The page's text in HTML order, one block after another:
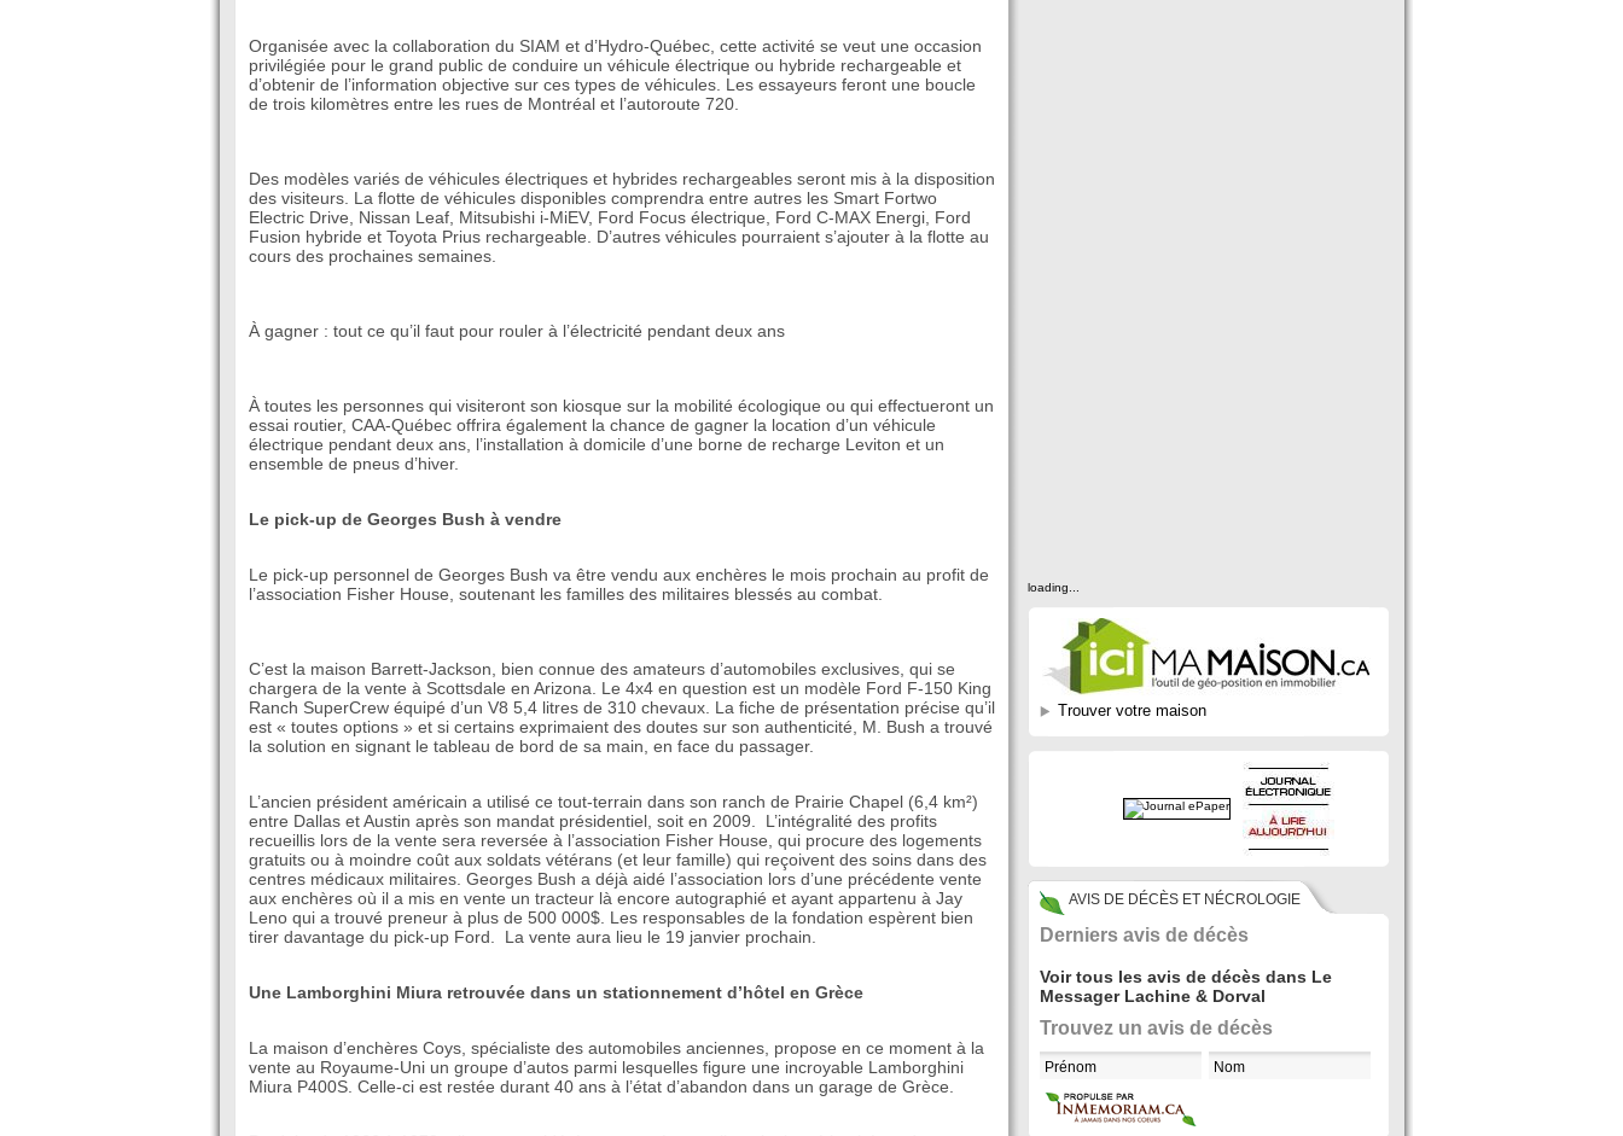
Organisée avec la collaboration du SIAM et d’Hydro-Québec, cette activité se veut une occasion
privilégiée pour le grand public de conduire un véhicule électrique ou hybride rechargeable et
d’obtenir de l’information objective sur ces types de véhicules. Les essayeurs feront une boucle
de trois kilomètres entre les rues de Montréal et l’autoroute 720.
Des modèles variés de véhicules électriques et hybrides rechargeables seront mis à la disposition
des visiteurs. La flotte de véhicules disponibles comprendra entre autres les Smart Fortwo
Electric Drive, Nissan Leaf, Mitsubishi i-MiEV, Ford Focus électrique, Ford C-MAX Energi, Ford
Fusion hybride et Toyota Prius rechargeable. D’autres véhicules pourraient s’ajouter à la flotte au
cours des prochaines semaines.
À gagner : tout ce qu’il faut pour rouler à l’électricité pendant deux ans
À toutes les personnes qui visiteront son kiosque sur la mobilité écologique ou qui effectueront un
essai routier, CAA-Québec offrira également la chance de gagner la location d’un véhicule
électrique pendant deux ans, l’installation à domicile d’une borne de recharge Leviton et un
ensemble de pneus d’hiver.
Le pick-up de Georges Bush à vendre
Le pick-up personnel de Georges Bush va être vendu aux enchères le mois prochain au profit de
l’association Fisher House, soutenant les familles des militaires blessés au combat.
C’est la maison Barrett-Jackson, bien connue des amateurs d’automobiles exclusives, qui se
chargera de la vente à Scottsdale en Arizona. Le 4x4 en question est un modèle Ford F-150 King
Ranch SuperCrew équipé d’un V8 5,4 litres de 310 chevaux. La fiche de présentation précise qu’il
est « toutes options » et si certains exprimaient des doutes sur son authenticité, M. Bush a trouvé
la solution en signant le tableau de bord de sa main, en face du passager.
L’ancien président américain a utilisé ce tout-terrain dans son ranch de Prairie Chapel (6,4 km²)
entre Dallas et Austin après son mandat présidentiel, soit en 2009. L’intégralité des profits
recueillis lors de la vente sera reversée à l’association Fisher House, qui procure des logements
gratuits ou à moindre coût aux soldats vétérans (et leur famille) qui reçoivent des soins dans des
centres médicaux militaires. Georges Bush a déjà aidé l’association lors d’une précédente vente
aux enchères où il a mis en vente un tracteur là encore autographié et ayant appartenu à Jay
Leno qui a trouvé preneur à plus de 500 000$. Les responsables de la fondation espèrent bien
tirer davantage du pick-up Ford. La vente aura lieu le 19 janvier prochain.
Une Lamborghini Miura retrouvée dans un stationnement d’hôtel en Grèce
La maison d’enchères Coys, spécialiste des automobiles anciennes, propose en ce moment à la
vente au Royaume-Uni un groupe d’autos parmi lesquelles figure une incroyable Lamborghini
Miura P400S. Celle-ci est restée durant 40 ans à l’état d’abandon dans un garage de Grèce.
loading...
Trouver votre maison
AVIS DE DÉCÈS ET NÉCROLOGIE
Derniers avis de décès
Voir tous les avis de décès dans Le
Messager Lachine & Dorval
Trouvez un avis de décès